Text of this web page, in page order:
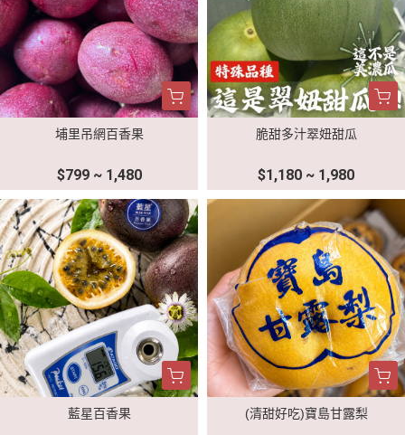
埔里吊網百香果
$799 ~ 1,480
脆甜多汁翠妞甜瓜
$1,180 ~ 1,980
藍星百香果 (清甜好吃)寶島甘露梨